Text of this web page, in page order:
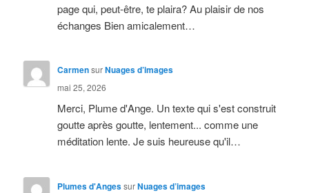
page qui, peut-être, te plaira? Au plaisir de nos
échanges Bien amicalement…
CarmensurNuages d’images
mai 25, 2026
Merci, Plume d'Ange. Un texte qui s'est construit
goutte après goutte, lentement... comme une
méditation lente. Je suis heureuse qu'il…
Plumes d'AngessurNuages d’images